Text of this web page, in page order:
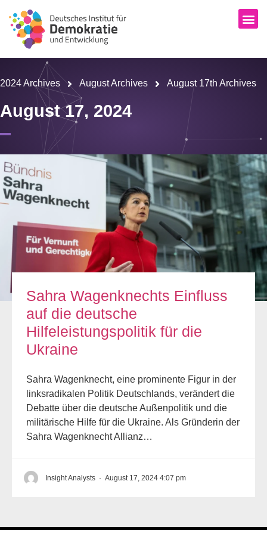
2024 Archives August Archives August 17th Archives
August 17, 2024
Sahra Wagenknechts Einfluss
auf die deutsche
Hilfeleistungspolitik für die
Ukraine
Sahra Wagenknecht, eine prominente Figur in der
linksradikalen Politik Deutschlands, verändert die
Debatte über die deutsche Außenpolitik und die
militärische Hilfe für die Ukraine. Als Gründerin der
Sahra Wagenknecht Allianz…
Insight Analysts · August 17, 2024 4:07 pm